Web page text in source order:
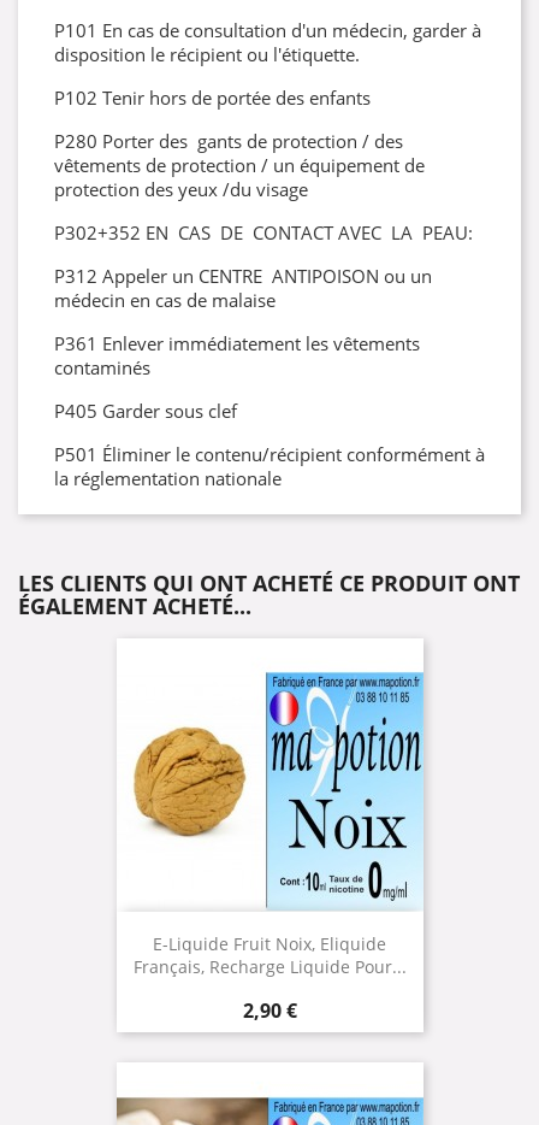
P101 En cas de consultation d'un médecin, garder à
disposition le récipient ou l'étiquette.
P102 Tenir hors de portée des enfants
P280 Porter des gants de protection / des
vêtements de protection / un équipement de
protection des yeux /du visage
P302+352 EN CAS DE CONTACT AVEC LA PEAU:
P312 Appeler un CENTRE ANTIPOISON ou un
médecin en cas de malaise
P361 Enlever immédiatement les vêtements
contaminés
P405 Garder sous clef
P501 Éliminer le contenu/récipient conformément à
la réglementation nationale
LES CLIENTS QUI ONT ACHETÉ CE PRODUIT ONT
ÉGALEMENT ACHETÉ...
E-Liquide Fruit Noix, Eliquide
Français, Recharge Liquide Pour...
Prix
2,90 €